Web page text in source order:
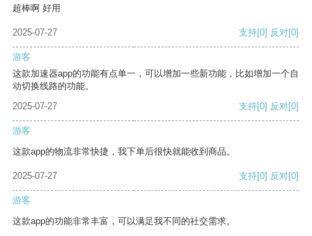
超棒啊 好用
2025-07-27 支持[0] 反对[0]
游客
这款加速器app的功能有点单一，可以增加一些新功能，比如增加一个自
动切换线路的功能。
2025-07-27
支持[0] 反对[0]
游客
这款app的物流非常快捷，我下单后很快就能收到商品。
2025-07-27 支持[0] 反对[0]
游客
这款app的功能非常丰富，可以满足我不同的社交需求。